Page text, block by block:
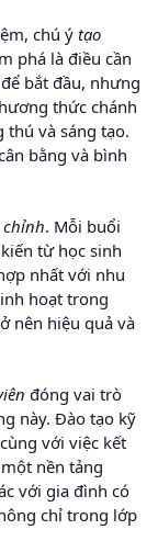
chú ý tạo
phá là điều cần
bắt đầu, nhưng
thức chánh
thú và sáng tạo.
bằng và bình
. Mỗi buổi
từ học sinh
nhất với nhu
hoạt trong
nên hiệu quả và
đóng vai trò
này. Đào tạo kỹ
với việc kết
nền tảng
với gia đình có
chỉ trong lớp